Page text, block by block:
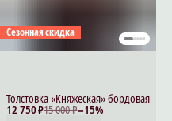
Сезонная скидка
12 750 ₽15 000 ₽−15%
Толстовка «Княжеская» бордовая